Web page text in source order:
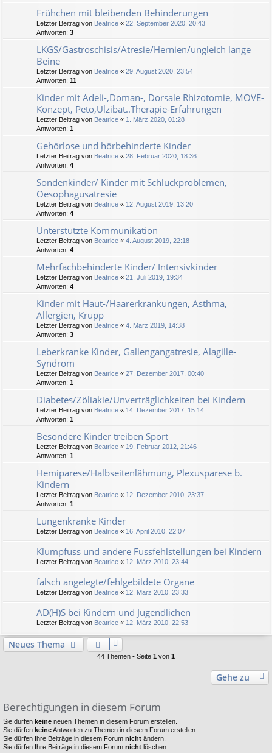
Frühchen mit bleibenden Behinderungen
Letzter Beitrag von Beatrice « 22. September 2020, 20:43
Antworten: 3
LKGS/Gastroschisis/Atresie/Hernien/ungleich lange
Beine
Letzter Beitrag von Beatrice « 29. August 2020, 23:54
Antworten: 11
Kinder mit Adeli-,Doman-, Dorsale Rhizotomie, MOVE-
Konzept, Petö,Ulzibat..Therapie-Erfahrungen
Letzter Beitrag von Beatrice « 1. März 2020, 01:28
Antworten: 1
Gehörlose und hörbehinderte Kinder
Letzter Beitrag von Beatrice « 28. Februar 2020, 18:36
Antworten: 4
Sondenkinder/ Kinder mit Schluckproblemen,
Oesophagusatresie
Letzter Beitrag von Beatrice « 12. August 2019, 13:20
Antworten: 4
Unterstützte Kommunikation
Letzter Beitrag von Beatrice « 4. August 2019, 22:18
Antworten: 4
Mehrfachbehinderte Kinder/ Intensivkinder
Letzter Beitrag von Beatrice « 21. Juli 2019, 19:34
Antworten: 4
Kinder mit Haut-/Haarerkrankungen, Asthma,
Allergien, Krupp
Letzter Beitrag von Beatrice « 4. März 2019, 14:38
Antworten: 3
Leberkranke Kinder, Gallengangatresie, Alagille-
Syndrom
Letzter Beitrag von Beatrice « 27. Dezember 2017, 00:40
Antworten: 1
Diabetes/Zöliakie/Unverträglichkeiten bei Kindern
Letzter Beitrag von Beatrice « 14. Dezember 2017, 15:14
Antworten: 1
Besondere Kinder treiben Sport
Letzter Beitrag von Beatrice « 19. Februar 2012, 21:46
Antworten: 1
Hemiparese/Halbseitenlähmung, Plexusparese b.
Kindern
Letzter Beitrag von Beatrice « 12. Dezember 2010, 23:37
Antworten: 1
Lungenkranke Kinder
Letzter Beitrag von Beatrice « 16. April 2010, 22:07
Klumpfuss und andere Fussfehlstellungen bei Kindern
Letzter Beitrag von Beatrice « 12. März 2010, 23:44
falsch angelegte/fehlgebildete Organe
Letzter Beitrag von Beatrice « 12. März 2010, 23:33
AD(H)S bei Kindern und Jugendlichen
Letzter Beitrag von Beatrice « 12. März 2010, 22:53
Neues Thema
44 Themen • Seite 1 von 1
Gehe zu
Berechtigungen in diesem Forum
Sie dürfen keine neuen Themen in diesem Forum erstellen.
Sie dürfen keineAntworten zu Themen in diesem Forum erstellen.
Sie dürfen Ihre Beiträge in diesem Forum nicht ändern.
Sie dürfen Ihre Beiträge in diesem Forum nicht löschen.